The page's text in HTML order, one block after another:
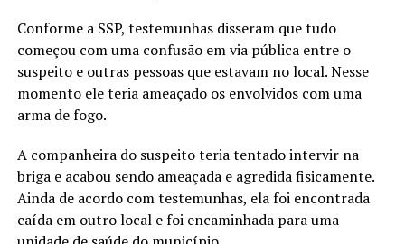
Conforme a SSP, testemunhas disseram que tudo
começou com uma confusão em via pública entre o
suspeito e outras pessoas que estavam no local. Nesse
momento ele teria ameaçado os envolvidos com uma
arma de fogo.
A companheira do suspeito teria tentado intervir na
briga e acabou sendo ameaçada e agredida fisicamente.
Ainda de acordo com testemunhas, ela foi encontrada
caída em outro local e foi encaminhada para uma